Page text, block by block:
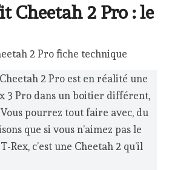
Cheetah 2 Pro : le
2 Pro est en réalité une
3 Pro dans un boitier différent,
pourrez tout faire avec, du
que si vous n’aimez pas le
Rex, c’est une Cheetah 2 qu’il